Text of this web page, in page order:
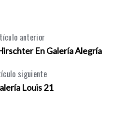
anterior
En Galería Alegría
siguiente
Louis 21